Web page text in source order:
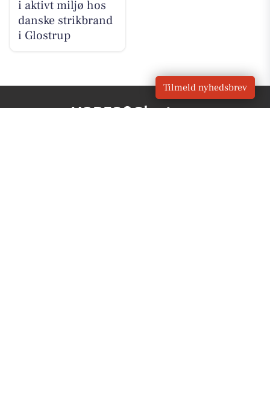
i aktivt miljø hos
danske strikbrand
i Glostrup
VORES Glostrup
Tilmeld nyhedsbrev